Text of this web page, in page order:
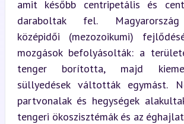
amit később centripetális és
daraboltak fel.
középidői (mezozoikumi)
mozgások befolyásolták: a
tenger borította, majd
süllyedések váltották egymást.
partvonalak és hegységek
tengeri ökoszisztémák és az